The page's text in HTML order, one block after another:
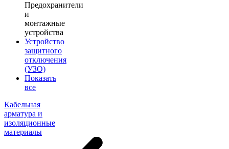
Предохранители
и
монтажные
устройства
Устройство
защитного
отключения
(УЗО)
Показать
все
Кабельная
арматура и
изоляционные
материалы